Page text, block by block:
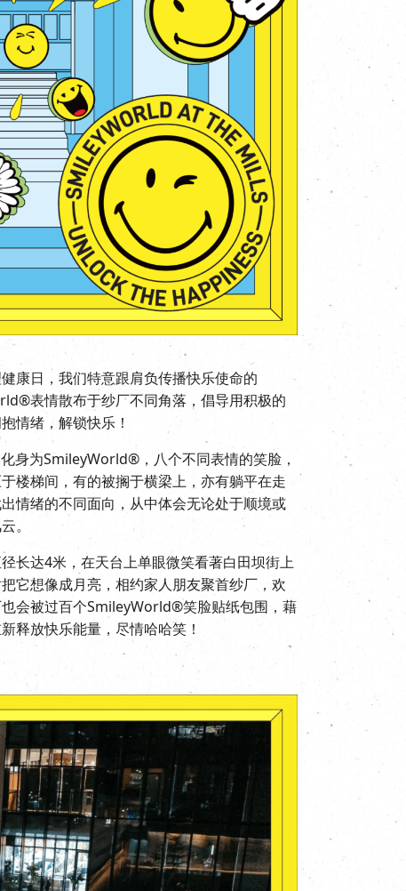
康日，我们特意跟肩负传播快乐使命的
表情散布于纱厂不同角落，倡导用积极的
情绪，解锁快乐！
身为SmileyWorld®，八个不同表情的笑脸，
楼梯间，有的被搁于横梁上，亦有躺平在走
情绪的不同面向，从中体会无论处于顺境或
。
长达4米，在天台上单眼微笑看著白田坝街上
它想像成月亮，相约家人朋友聚首纱厂，欢
会被过百个SmileyWorld®笑脸贴纸包围，藉
释放快乐能量，尽情哈哈笑！